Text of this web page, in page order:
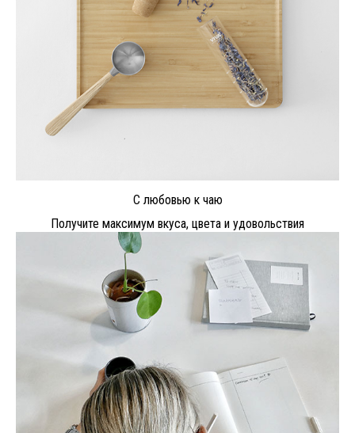
С любовью к чаю
Получите максимум вкуса, цвета и удовольствия